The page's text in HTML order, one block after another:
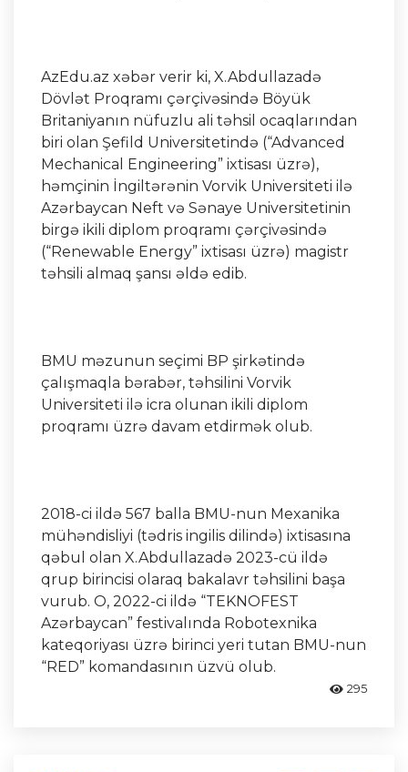
AzEdu.az xəbər verir ki, X.Abdullazadə
Dövlət Proqramı çərçivəsində Böyük
Britaniyanın nüfuzlu ali təhsil ocaqlarından
biri olan Şefild Universitetində (“Advanced
Mechanical Engineering” ixtisası üzrə),
həmçinin İngiltərənin Vorvik Universiteti ilə
Azərbaycan Neft və Sənaye Universitetinin
birgə ikili diplom proqramı çərçivəsində
(“Renewable Energy” ixtisası üzrə) magistr
təhsili almaq şansı əldə edib.
BMU məzunun seçimi BP şirkətində
çalışmaqla bərabər, təhsilini Vorvik
Universiteti ilə icra olunan ikili diplom
proqramı üzrə davam etdirmək olub.
2018-ci ildə 567 balla BMU-nun Mexanika
mühəndisliyi (tədris ingilis dilində) ixtisasına
qəbul olan X.Abdullazadə 2023-cü ildə
qrup birincisi olaraq bakalavr təhsilini başa
vurub. O, 2022-ci ildə “TEKNOFEST
Azərbaycan” festivalında Robotexnika
kateqoriyası üzrə birinci yeri tutan BMU-nun
“RED” komandasının üzvü olub.
295